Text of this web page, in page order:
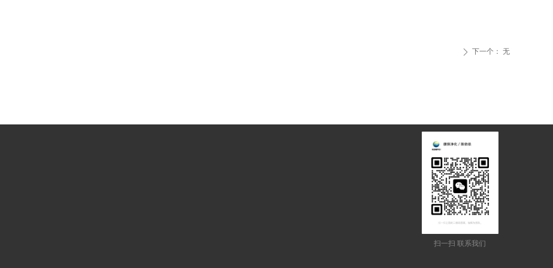
ꄲ 下一个： 无
扫一扫 联系我们